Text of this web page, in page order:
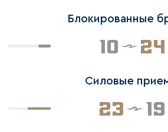
Блокированные
10 24
Силовые
23 19